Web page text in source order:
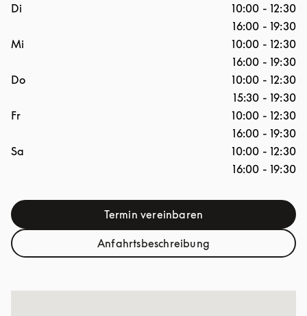
Di
10:00 - 12:30
16:00 - 19:30
Mi
10:00 - 12:30
16:00 - 19:30
Do
10:00 - 12:30
15:30 - 19:30
Fr
10:00 - 12:30
16:00 - 19:30
Sa
10:00 - 12:30
16:00 - 19:30
Termin vereinbarenLink Opens in New Tab
AnfahrtsbeschreibungLink Opens in New Tab